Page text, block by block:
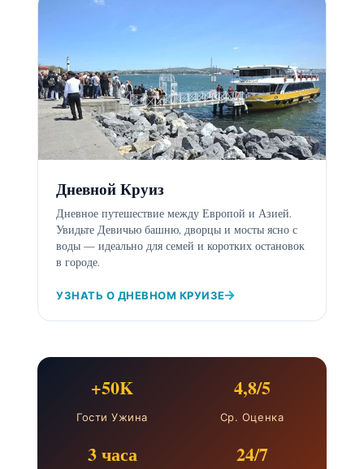
Дневной Круиз
Дневное путешествие между Европой и Азией.
Увидьте Девичью башню, дворцы и мосты ясно с
воды — идеально для семей и коротких остановок
в городе.
УЗНАТЬ О ДНЕВНОМ КРУИЗЕ
+50K
Гости Ужина
4,8/5
Ср. Оценка
3 часа 24/7